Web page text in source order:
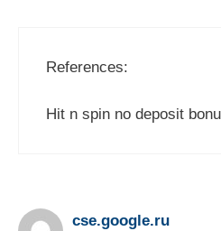
References:
Hit n spin no deposit
cse.google.ru